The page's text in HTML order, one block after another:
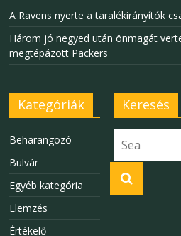
A Ravens nyerte a taralékirányítók
Három jó negyed után önmagát
megtépázott Packers
Kategóriák
Beharangozó
Bulvár
Egyéb kategória
Elemzés
Értékelő
Keresés